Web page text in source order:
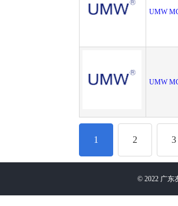
UMW
UMW
1 2 3
© 2022 广东